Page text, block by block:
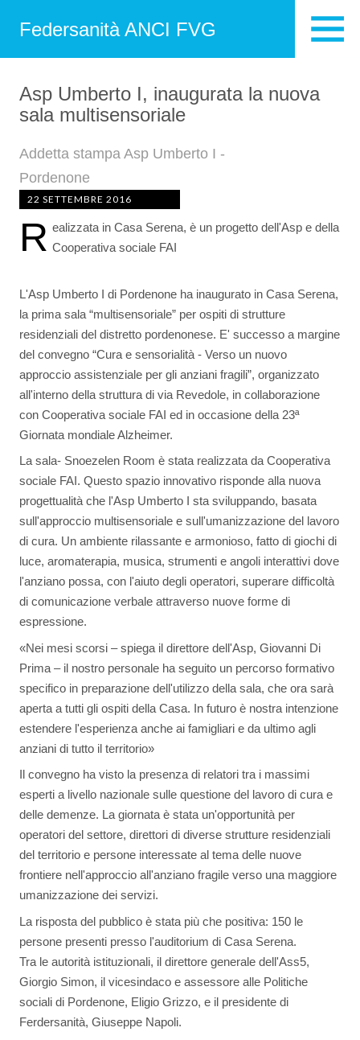
Federsanità ANCI FVG
Asp Umberto I, inaugurata la nuova
sala multisensoriale
Addetta stampa Asp Umberto I -
Pordenone
22 SETTEMBRE 2016
R ealizzata in Casa Serena, è un progetto dell'Asp e della
Cooperativa sociale FAI
L'Asp Umberto I di Pordenone ha inaugurato in Casa Serena,
la prima sala “multisensoriale” per ospiti di strutture
residenziali del distretto pordenonese. E' successo a margine
del convegno “Cura e sensorialità - Verso un nuovo
approccio assistenziale per gli anziani fragili”, organizzato
all'interno della struttura di via Revedole, in collaborazione
con Cooperativa sociale FAI ed in occasione della 23ª
Giornata mondiale Alzheimer.
La sala- Snoezelen Room è stata realizzata da Cooperativa
sociale FAI. Questo spazio innovativo risponde alla nuova
progettualità che l'Asp Umberto I sta sviluppando, basata
sull'approccio multisensoriale e sull'umanizzazione del lavoro
di cura. Un ambiente rilassante e armonioso, fatto di giochi di
luce, aromaterapia, musica, strumenti e angoli interattivi dove
l'anziano possa, con l'aiuto degli operatori, superare difficoltà
di comunicazione verbale attraverso nuove forme di
espressione.
«Nei mesi scorsi – spiega il direttore dell'Asp, Giovanni Di
Prima – il nostro personale ha seguito un percorso formativo
specifico in preparazione dell'utilizzo della sala, che ora sarà
aperta a tutti gli ospiti della Casa. In futuro è nostra intenzione
estendere l'esperienza anche ai famigliari e da ultimo agli
anziani di tutto il territorio»
Il convegno ha visto la presenza di relatori tra i massimi
esperti a livello nazionale sulle questione del lavoro di cura e
delle demenze. La giornata è stata un'opportunità per
operatori del settore, direttori di diverse strutture residenziali
del territorio e persone interessate al tema delle nuove
frontiere nell'approccio all'anziano fragile verso una maggiore
umanizzazione dei servizi.
La risposta del pubblico è stata più che positiva: 150 le
persone presenti presso l'auditorium di Casa Serena.
Tra le autorità istituzionali, il direttore generale dell'Ass5,
Giorgio Simon, il vicesindaco e assessore alle Politiche
sociali di Pordenone, Eligio Grizzo, e il presidente di
Ferdersanità, Giuseppe Napoli.